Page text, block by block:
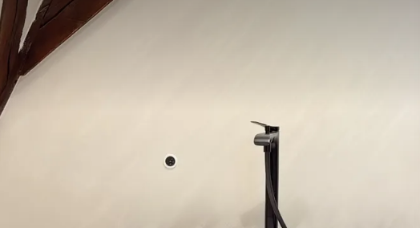
jusqu'à 11:00
dans la Suite 31 du Van der Valk Liège
combine confort, espace et charme historique. Située dans
cette suite familiale bénéficie d’une
moderne.
à 5 personnes grâce à :